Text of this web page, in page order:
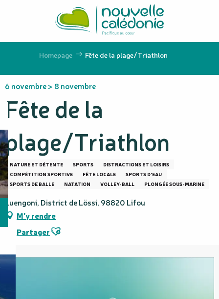
principal
Homepage Fête de la plage/Triathlon
6 novembre > 8 novembre
Fête de la
plage/Triathlon
NATURE ET DÉTENTE SPORTS
DISTRACTIONS ET LOISIRS
COMPÉTITION SPORTIVE
FÊTE LOCALE
SPORTS D'EAU
SPORTS DE BALLE
NATATION VOLLEY-BALL PLONGÉE SOUS-MARINE
Luengoni, District de Lössi, 98820 Lifou
M'y rendre
PartagerAjouter aux favoris